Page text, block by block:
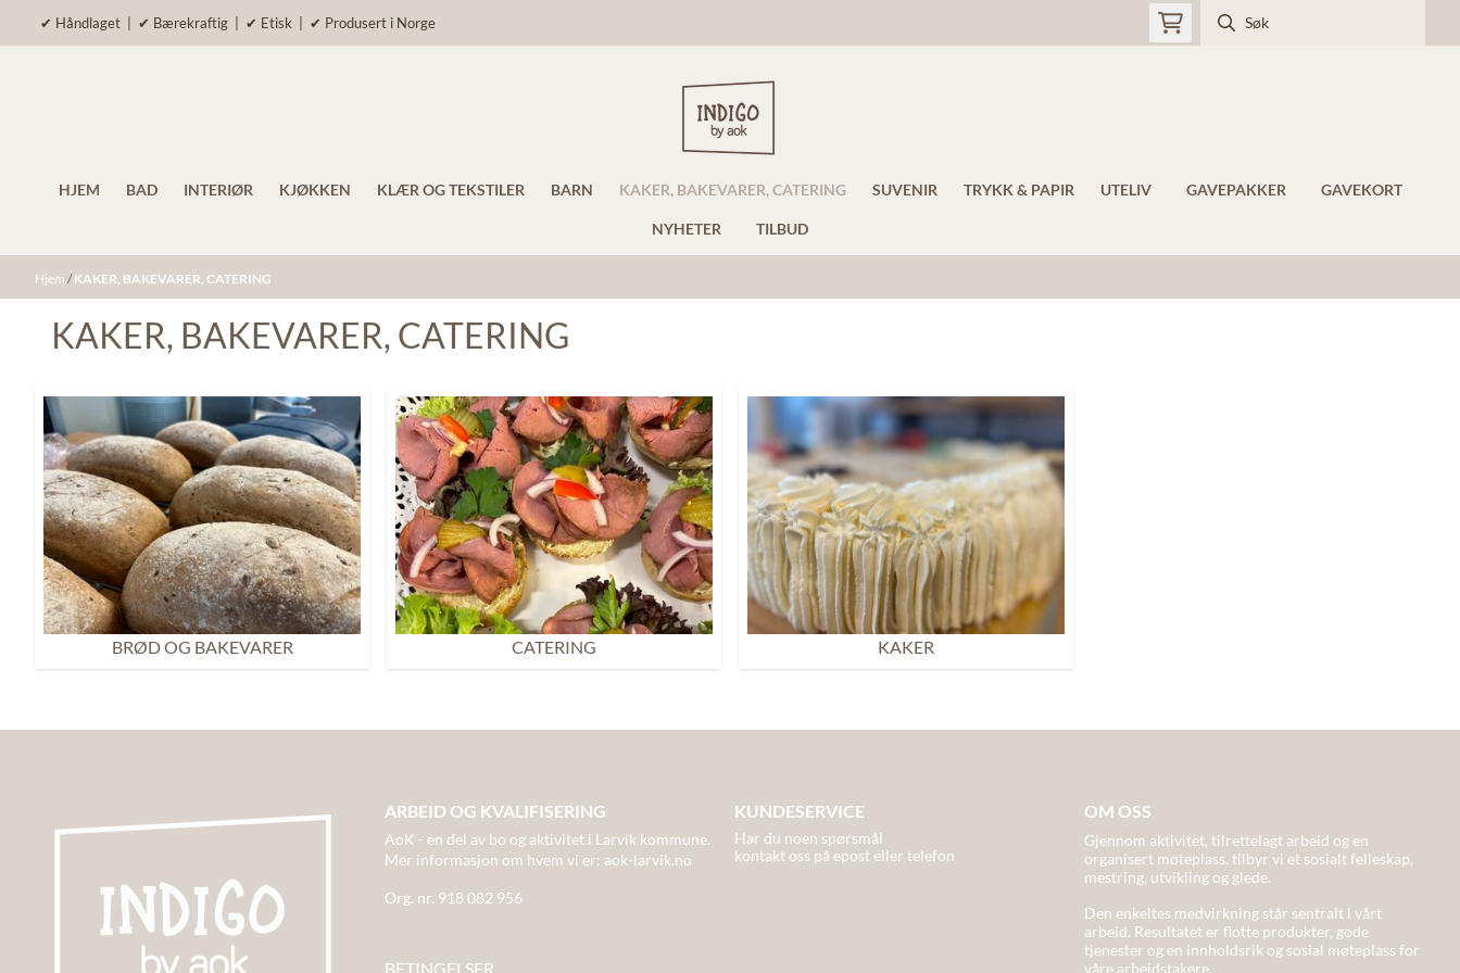
Hopp til innhold
✔ Håndlaget | ✔ Bærekraftig | ✔ Etisk | ✔ Produsert i Norge
HJEM BAD INTERIØR KJØKKEN KLÆR OG TEKSTILER BARN KAKER, BAKEVARER, CATERING SUVENIR TRYKK & PAPIR UTELIV GAVEPAKKER GAVEKORT
NYHETER TILBUD
Hjem /KAKER, BAKEVARER, CATERING
KAKER, BAKEVARER, CATERING
BRØD OG BAKEVARER CATERING KAKER
ARBEID OG KVALIFISERING
AoK - en del av bo og aktivitet i Larvik kommune.
Mer informasjon om hvem vi er: aok-larvik.no
Org. nr. 918 082 956
BETINGELSER
KUNDESERVICE
Har du noen spørsmål
kontakt oss på epost eller telefon
OM OSS
Gjennom aktivitet, tilrettelagt arbeid og en
organisert møteplass. tilbyr vi et sosialt felleskap,
mestring, utvikling og glede.
Den enkeltes medvirkning står sentralt i vårt
arbeid. Resultatet er flotte produkter, gode
tjenester og en innholdsrik og sosial møteplass for
våre arbeidstakere.